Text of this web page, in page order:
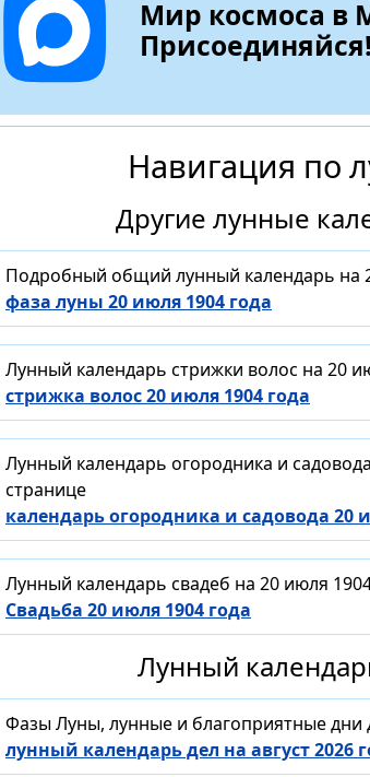
Мир космоса в
Присоединяйся!
Навигация по
Другие лунные
Подробный общий лунный календарь на
фаза луны 20 июля 1904 года
Лунный календарь стрижки волос на 20
стрижка волос 20 июля 1904 года
Лунный календарь огородника и
странице
календарь огородника и садовода 20
Лунный календарь свадеб на 20 июля
Свадьба 20 июля 1904 года
Лунный
Фазы Луны, лунные и благоприятные
лунный календарь дел на август 2026